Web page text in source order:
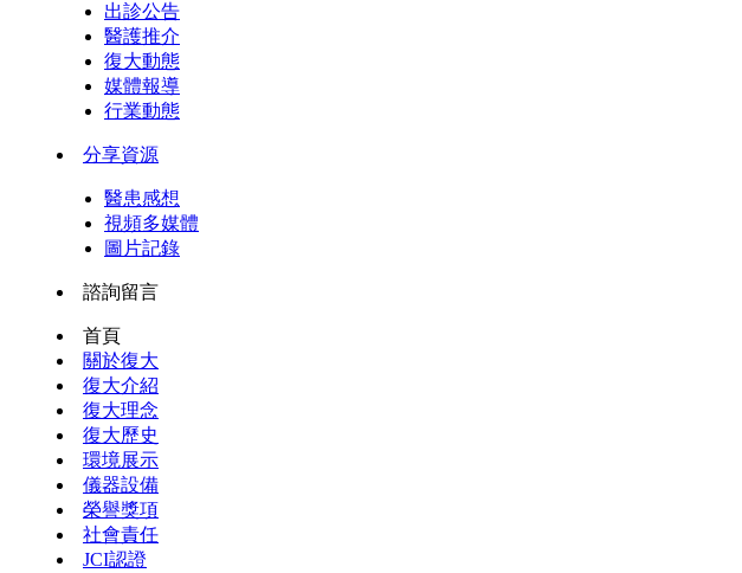
出診公告
醫護推介
復大動態
媒體報導
行業動態
分享資源
醫患感想
視頻多媒體
圖片記錄
諮詢留言
首頁
關於復大
復大介紹
復大理念
復大歷史
環境展示
儀器設備
榮譽獎項
社會責任
JCI認證